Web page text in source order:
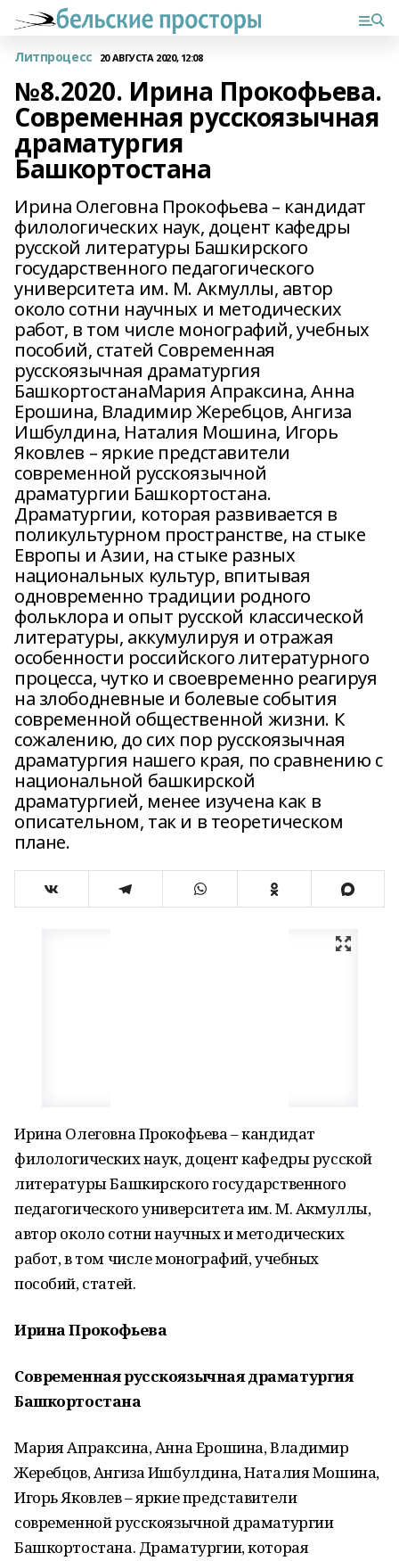
Литпроцесс 20 АВГУСТА 2020, 12:08
№8.2020. Ирина Прокофьева.
Современная русскоязычная
драматургия
Башкортостана
Ирина Олеговна Прокофьева – кандидат
филологических наук, доцент кафедры
русской литературы Башкирского
государственного педагогического
университета им. М. Акмуллы, автор
около сотни научных и методических
работ, в том числе монографий, учебных
пособий, статей Современная
русскоязычная драматургия
БашкортостанаМария Апраксина, Анна
Ерошина, Владимир Жеребцов, Ангиза
Ишбулдина, Наталия Мошина, Игорь
Яковлев – яркие представители
современной русскоязычной
драматургии Башкортостана.
Драматургии, которая развивается в
поликультурном пространстве, на стыке
Европы и Азии, на стыке разных
национальных культур, впитывая
одновременно традиции родного
фольклора и опыт русской классической
литературы, аккумулируя и отражая
особенности российского литературного
процесса, чутко и своевременно реагируя
на злободневные и болевые события
современной общественной жизни. К
сожалению, до сих пор русскоязычная
драматургия нашего края, по сравнению с
национальной башкирской
драматургией, менее изучена как в
описательном, так и в теоретическом
плане.
Ирина Олеговна Прокофьева – кандидат
филологических наук, доцент кафедры русской
литературы Башкирского государственного
педагогического университета им. М. Акмуллы,
автор около сотни научных и методических
работ, в том числе монографий, учебных
пособий, статей.
Ирина Прокофьева
Современная русскоязычная драматургия
Башкортостана
Мария Апраксина, Анна Ерошина, Владимир
Жеребцов, Ангиза Ишбулдина, Наталия Мошина,
Игорь Яковлев – яркие представители
современной русскоязычной драматургии
Башкортостана. Драматургии, которая